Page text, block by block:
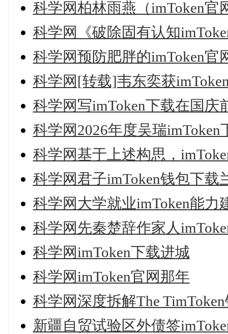
科学网柏林雨燕（imToken官
科学网《破除固有认知
科学网预防肥胖的imToken
科学网[转载]韦东奕获
科学网写imToken下载在国庆
科学网2026年度吴瑞
科学网基于上述构思，
科学网君子imToken钱包下载
科学网大学就业imToken能力
科学网先秦楚辞作家人
科学网imToken下载进城
科学网imToken官网那年
科学网深度拆解The
新疆自贸试验区外债签